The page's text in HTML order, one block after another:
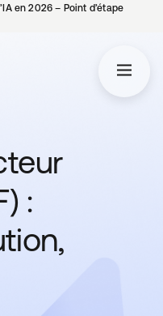
en 2026 – Point d’étape
: